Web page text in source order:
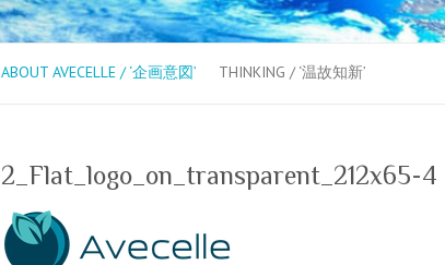
ABOUT AVECELLE / ‘企画意図’ THINKING / ‘温故知新’
2_Flat_logo_on_transparent_212x65-4